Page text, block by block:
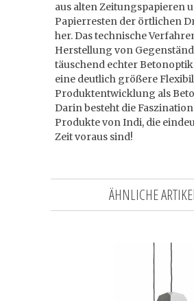
aus alten Zeitungspapieren
Papierresten der örtlichen
her. Das technische
Herstellung von
täuschend echter
eine deutlich größere
Produktentwicklung als
Darin besteht die
Produkte von Indi, die
Zeit voraus sind!
ÄHNLICHE